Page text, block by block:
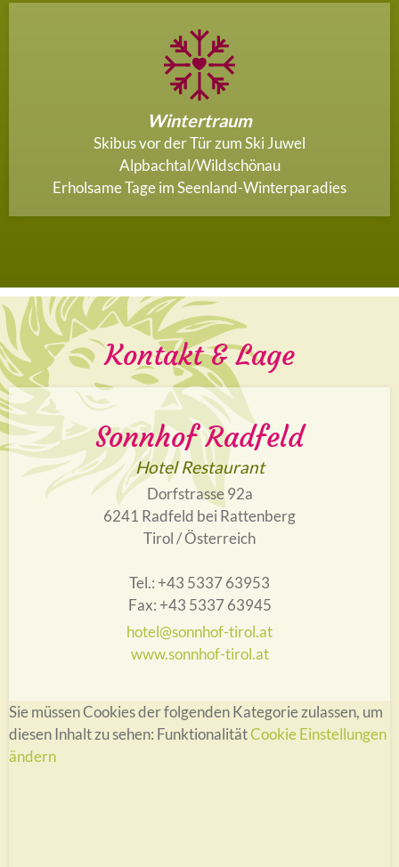
Wintertraum
Skibus vor der Tür zum Ski Juwel
Alpbachtal/Wildschönau
Erholsame Tage im Seenland-Winterparadies
Kontakt & Lage
Sonnhof Radfeld
Hotel Restaurant
Dorfstrasse 92a
6241 Radfeld bei Rattenberg
Tirol / Österreich
Tel.: +43 5337 63953
Fax: +43 5337 63945
hotel@sonnhof-tirol.at
www.sonnhof-tirol.at
Sie müssen Cookies der folgenden Kategorie zulassen, um
diesen Inhalt zu sehen: FunktionalitätCookie Einstellungen
ändern